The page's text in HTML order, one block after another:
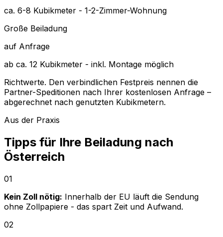
ca. 6-8 Kubikmeter - 1-2-Zimmer-Wohnung
Große Beiladung
auf Anfrage
ab ca. 12 Kubikmeter - inkl. Montage möglich
Richtwerte. Den verbindlichen Festpreis nennen die
Partner-Speditionen nach Ihrer kostenlosen Anfrage –
abgerechnet nach genutzten Kubikmetern.
Aus der Praxis
Tipps für Ihre Beiladung nach
Österreich
01
Kein Zoll nötig: Innerhalb der EU läuft die Sendung
ohne Zollpapiere - das spart Zeit und Aufwand.
02